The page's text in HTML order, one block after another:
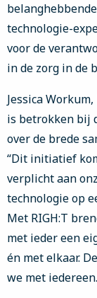
technologie-
voor de
in de zorg in de
Jessica
is betrokken bij
over de brede
“Dit initiatief
verplicht aan
technologie op
Met RIGH:T
met ieder een
én met elkaar.
we met